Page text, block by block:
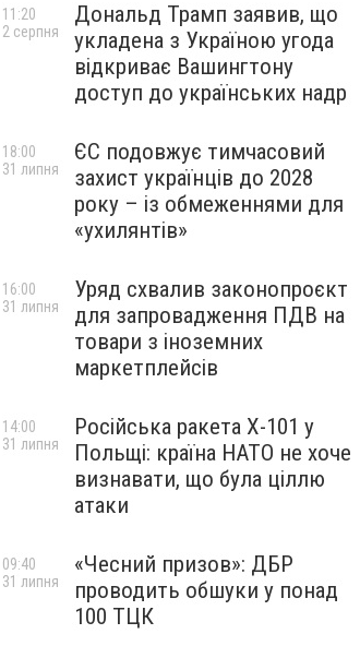
Дональд Трамп заявив, що
укладена з Україною угода
відкриває Вашингтону
доступ до українських надр
11:20
2 серпня
ЄС подовжує тимчасовий
захист українців до 2028
року – із обмеженнями для
«ухилянтів»
18:00
31 липня
Уряд схвалив законопроєкт
для запровадження ПДВ на
товари з іноземних
маркетплейсів
16:00
31 липня
Російська ракета Х-101 у
Польщі: країна НАТО не хоче
визнавати, що була ціллю
атаки
14:00
31 липня
«Чесний призов»: ДБР
проводить обшуки у понад
100 ТЦК
09:40
31 липня